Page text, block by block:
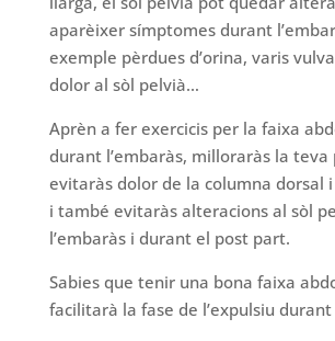
aparèixer símptomes durant
exemple pèrdues d’orina, varis
dolor al sòl pelvià…
Aprèn a fer exercicis per la faixa
durant l’embaràs, milloraràs la teva
evitaràs dolor de la columna dorsal
i també evitaràs alteracions al sòl
l’embaràs i durant el post part.
Sabies que tenir una bona faixa
facilitarà la fase de l’expulsiu